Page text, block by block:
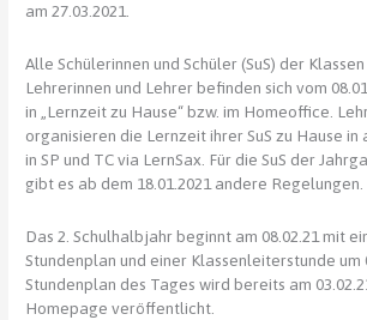
am 27.03.2021.
Alle Schülerinnen und Schüler (SuS) der
Lehrerinnen und Lehrer befinden sich vom
in „Lernzeit zu Hause“ bzw. im Homeoffice.
organisieren die Lernzeit ihrer SuS zu Hause
in SP und TC via LernSax. Für die SuS der
gibt es ab dem 18.01.2021 andere Regelungen.
Das 2. Schulhalbjahr beginnt am 08.02.21 mit
Stundenplan und einer Klassenleiterstunde um
Stundenplan des Tages wird bereits am
Homepage veröffentlicht.